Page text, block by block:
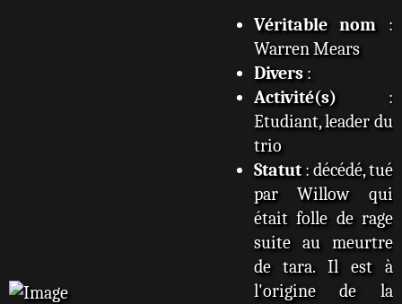
Véritable nom :
Warren Mears
Divers:
Activité(s) :
Etudiant, leader du
trio
Statut: décédé, tué
par Willow qui
était folle de rage
suite au meurtre
de tara. Il est à
l'origine de la